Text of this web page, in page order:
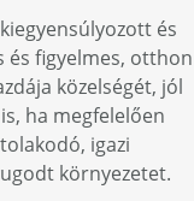
és
és figyelmes, otthon
közelségét, jól
ha megfelelően
igazi
környezetet.